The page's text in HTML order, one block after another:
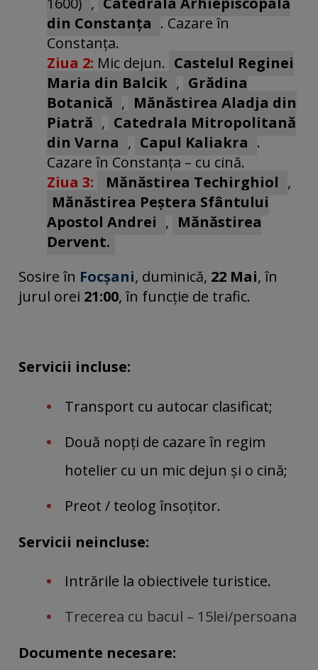
din Constanța . Cazare în
Constanța.
Ziua 2: Mic dejun. Castelul Reginei
Maria din Balcik , Grădina
Botanică , Mănăstirea Aladja din
Piatră , Catedrala Mitropolitană
din Varna , Capul Kaliakra .
Cazare în Constanța – cu cină.
Ziua 3:
Mănăstirea Techirghiol ,
Mănăstirea Peștera Sfântului
Apostol Andrei , Mănăstirea
Dervent.
Sosire în Focșani, duminică, 22 Mai, în
jurul orei 21:00, în funcție de trafic.
Servicii incluse:
Transport cu autocar clasificat;
Două nopți de cazare în regim
hotelier cu un mic dejun și o cină;
Preot / teolog însoțitor.
Servicii neincluse:
Intrările la obiectivele turistice.
Trecerea cu bacul – 15lei/persoana
Documente necesare: